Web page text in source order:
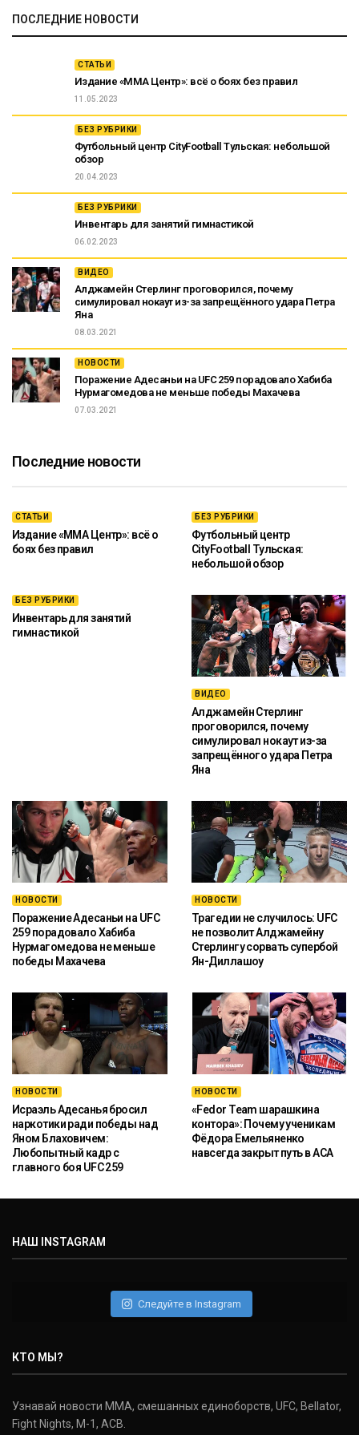
ПОСЛЕДНИЕ НОВОСТИ
СТАТЬИ
Издание «ММА Центр»: всё о боях без правил
11.05.2023
БЕЗ РУБРИКИ
Футбольный центр CityFootball Тульская: небольшой
обзор
20.04.2023
БЕЗ РУБРИКИ
Инвентарь для занятий гимнастикой
06.02.2023
ВИДЕО
Алджамейн Стерлинг проговорился, почему
симулировал нокаут из-за запрещённого удара Петра
Яна
08.03.2021
НОВОСТИ
Поражение Адесаньи на UFC 259 порадовало Хабиба
Нурмагомедова не меньше победы Махачева
07.03.2021
Последние новости
СТАТЬИ
Издание «ММА Центр»: всё о
боях без правил
БЕЗ РУБРИКИ
Футбольный центр
CityFootball Тульская:
небольшой обзор
БЕЗ РУБРИКИ
Инвентарь для занятий
гимнастикой
ВИДЕО
Алджамейн Стерлинг
проговорился, почему
симулировал нокаут из-за
запрещённого удара Петра
Яна
НОВОСТИ
Поражение Адесаньи на UFC
259 порадовало Хабиба
Нурмагомедова не меньше
победы Махачева
НОВОСТИ
Трагедии не случилось: UFC
не позволит Алджамейну
Стерлингу сорвать супербой
Ян-Диллашоу
НОВОСТИ
Исраэль Адесанья бросил
наркотики ради победы над
Яном Блаховичем:
Любопытный кадр с
главного боя UFC 259
НОВОСТИ
«Fedor Team шарашкина
контора»: Почему ученикам
Фёдора Емельяненко
навсегда закрыт путь в ACA
НАШ INSTAGRAM
Следуйте в Instagram
КТО МЫ?
Узнавай новости ММА, смешанных единоборств, UFC, Bellator,
Fight Nights, M-1, ACB.